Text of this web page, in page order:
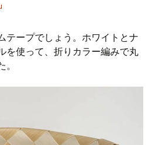
テープでしょう。ホワイトとナ
を使って、折りカラー編みで丸